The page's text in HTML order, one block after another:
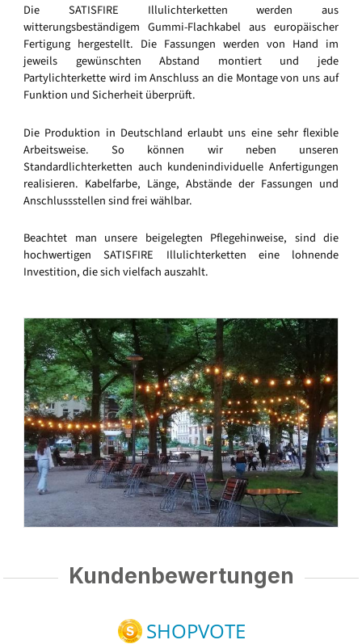
Die SATISFIRE Illulichterketten werden aus
witterungsbeständigem Gummi-Flachkabel aus europäischer
Fertigung hergestellt. Die Fassungen werden von Hand im
jeweils gewünschten Abstand montiert und jede
Partylichterkette wird im Anschluss an die Montage von uns auf
Funktion und Sicherheit überprüft.
Die Produktion in Deutschland erlaubt uns eine sehr flexible
Arbeitsweise. So können wir neben unseren
Standardlichterketten auch kundenindividuelle Anfertigungen
realisieren. Kabelfarbe, Länge, Abstände der Fassungen und
Anschlussstellen sind frei wählbar.
Beachtet man unsere beigelegten Pflegehinweise, sind die
hochwertigen SATISFIRE Illulichterketten eine lohnende
Investition, die sich vielfach auszahlt.
Kundenbewertungen